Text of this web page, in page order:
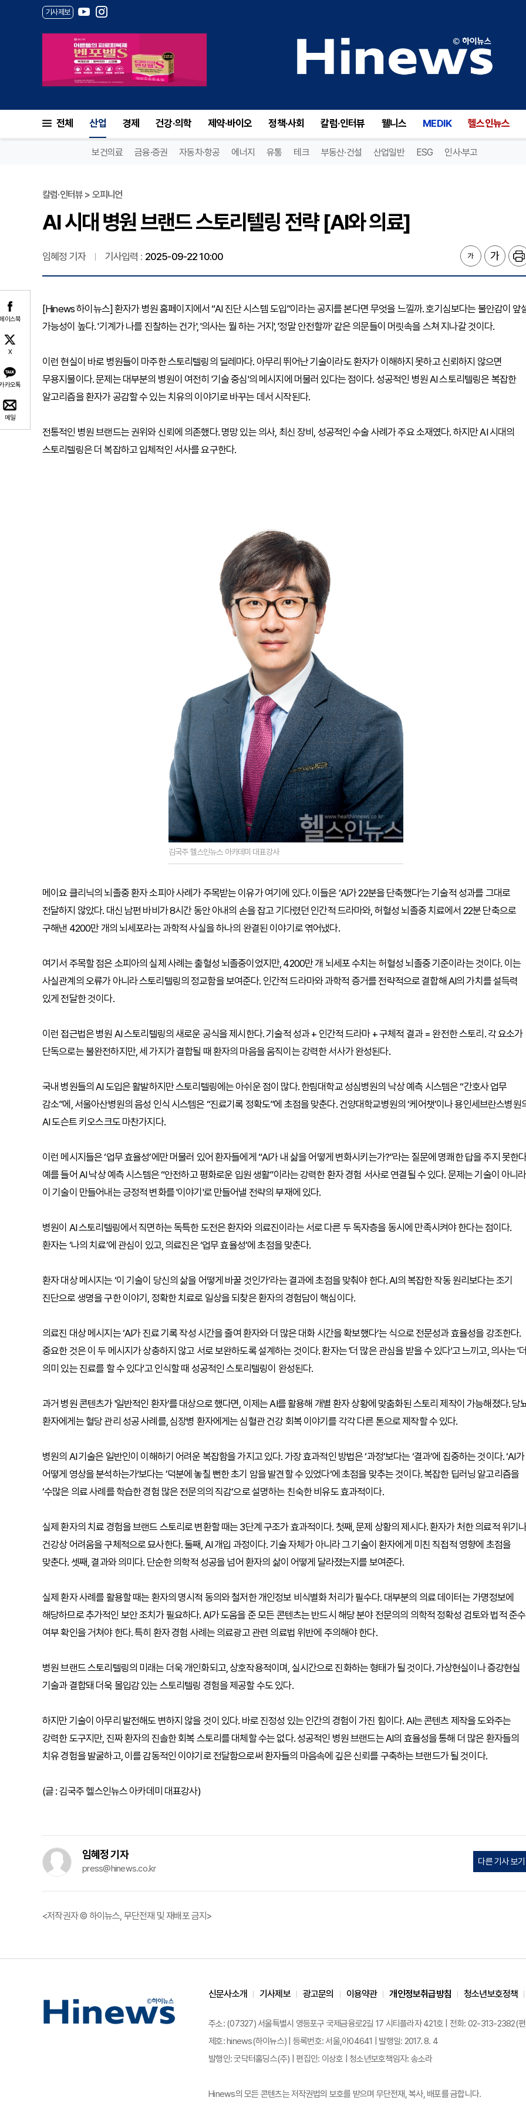
기사제보
전체 산업 경제 건강·의학 제약·바이오 정책·사회 칼럼·인터뷰 웰니스 MEDIK 헬스인뉴스
보건의료 금융·증권 자동차·항공 에너지 유통 테크 부동산·건설 산업일반 ESG 인사·부고
이스북
X
카오톡
메일
칼럼·인터뷰 > 오피니언
AI 시대 병원 브랜드 스토리텔링 전략 [AI와 의료]
임혜정 기자 기사입력 : 2025-09-22 10:00
[Hinews 하이뉴스] 환자가 병원 홈페이지에서 “AI 진단 시스템 도입”이라는 공지를 본다면 무엇을 느낄까. 호기심보다는 불안감이 앞
가능성이 높다. '기계가 나를 진찰하는 건가', '의사는 뭘 하는 거지', '정말 안전할까' 같은 의문들이 머릿속을 스쳐 지나갈 것이다.
이런 현실이 바로 병원들이 마주한 스토리텔링의 딜레마다. 아무리 뛰어난 기술이라도 환자가 이해하지 못하고 신뢰하지 않으면
무용지물이다. 문제는 대부분의 병원이 여전히 '기술 중심'의 메시지에 머물러 있다는 점이다. 성공적인 병원 AI 스토리텔링은 복잡한
알고리즘을 환자가 공감할 수 있는 치유의 이야기로 바꾸는 데서 시작된다.
전통적인 병원 브랜드는 권위와 신뢰에 의존했다. 명망 있는 의사, 최신 장비, 성공적인 수술 사례가 주요 소재였다. 하지만 AI 시대의
스토리텔링은 더 복잡하고 입체적인 서사를 요구한다.
김국주 헬스인뉴스 아카데미 대표강사
메이요 클리닉의 뇌졸중 환자 소피아 사례가 주목받는 이유가 여기에 있다. 이들은 ‘AI가 22분을 단축했다’는 기술적 성과를 그대로
전달하지 않았다. 대신 남편 바비가 8시간 동안 아내의 손을 잡고 기다렸던 인간적 드라마와, 허혈성 뇌졸중 치료에서 22분 단축으로
구해낸 4200만 개의 뇌세포라는 과학적 사실을 하나의 완결된 이야기로 엮어냈다.
여기서 주목할 점은 소피아의 실제 사례는 출혈성 뇌졸중이었지만, 4200만 개 뇌세포 수치는 허혈성 뇌졸중 기준이라는 것이다. 이는
사실관계의 오류가 아니라 스토리텔링의 정교함을 보여준다. 인간적 드라마와 과학적 증거를 전략적으로 결합해 AI의 가치를 설득력
있게 전달한 것이다.
이런 접근법은 병원 AI 스토리텔링의 새로운 공식을 제시한다. 기술적 성과 + 인간적 드라마 + 구체적 결과 = 완전한 스토리. 각 요소가
단독으로는 불완전하지만, 세 가지가 결합될 때 환자의 마음을 움직이는 강력한 서사가 완성된다.
국내 병원들의 AI 도입은 활발하지만 스토리텔링에는 아쉬운 점이 많다. 한림대학교 성심병원의 낙상 예측 시스템은 “간호사 업무
감소”에, 서울아산병원의 음성 인식 시스템은 “진료기록 정확도”에 초점을 맞춘다. 건양대학교병원의 ‘케어챗’이나 용인세브란스병원
AI 도슨트 키오스크도 마찬가지다.
이런 메시지들은 ‘업무 효율성’에만 머물러 있어 환자들에게 “AI가 내 삶을 어떻게 변화시키는가?”라는 질문에 명쾌한 답을 주지 못한
예를 들어 AI 낙상 예측 시스템은 “안전하고 평화로운 입원 생활”이라는 강력한 환자 경험 서사로 연결될 수 있다. 문제는 기술이 아니
이 기술이 만들어내는 긍정적 변화를 '이야기'로 만들어낼 전략의 부재에 있다.
병원이 AI 스토리텔링에서 직면하는 독특한 도전은 환자와 의료진이라는 서로 다른 두 독자층을 동시에 만족시켜야 한다는 점이다.
환자는 ‘나의 치료’에 관심이 있고, 의료진은 ‘업무 효율성’에 초점을 맞춘다.
환자 대상 메시지는 ‘이 기술이 당신의 삶을 어떻게 바꿀 것인가’라는 결과에 초점을 맞춰야 한다. AI의 복잡한 작동 원리보다는 조기
진단으로 생명을 구한 이야기, 정확한 치료로 일상을 되찾은 환자의 경험담이 핵심이다.
의료진 대상 메시지는 ‘AI가 진료 기록 작성 시간을 줄여 환자와 더 많은 대화 시간을 확보했다’는 식으로 전문성과 효율성을 강조한다.
중요한 것은 이 두 메시지가 상충하지 않고 서로 보완하도록 설계하는 것이다. 환자는 '더 많은 관심을 받을 수 있다'고 느끼고, 의사는 '더
의미 있는 진료를 할 수 있다'고 인식할 때 성공적인 스토리텔링이 완성된다.
과거 병원 콘텐츠가 '일반적인 환자‘를 대상으로 했다면, 이제는 AI를 활용해 개별 환자 상황에 맞춤화된 스토리 제작이 가능해졌다. 당
환자에게는 혈당 관리 성공 사례를, 심장병 환자에게는 심혈관 건강 회복 이야기를 각각 다른 톤으로 제작할 수 있다.
병원의 AI 기술은 일반인이 이해하기 어려운 복잡함을 가지고 있다. 가장 효과적인 방법은 ‘과정’보다는 ‘결과’에 집중하는 것이다. ‘AI가
어떻게 영상을 분석하는가'보다는 ’덕분에 놓칠 뻔한 초기 암을 발견할 수 있었다‘에 초점을 맞추는 것이다. 복잡한 딥러닝 알고리즘을
’수많은 의료 사례를 학습한 경험 많은 전문의의 직감‘으로 설명하는 친숙한 비유도 효과적이다.
실제 환자의 치료 경험을 브랜드 스토리로 변환할 때는 3단계 구조가 효과적이다. 첫째, 문제 상황의 제시다. 환자가 처한 의료적 위기
건강상 어려움을 구체적으로 묘사한다. 둘째, AI 개입 과정이다. 기술 자체가 아니라 그 기술이 환자에게 미친 직접적 영향에 초점을
맞춘다. 셋째, 결과와 의미다. 단순한 의학적 성공을 넘어 환자의 삶이 어떻게 달라졌는지를 보여준다.
실제 환자 사례를 활용할 때는 환자의 명시적 동의와 철저한 개인정보 비식별화 처리가 필수다. 대부분의 의료 데이터는 가명정보에
해당하므로 추가적인 보안 조치가 필요하다. AI가 도움을 준 모든 콘텐츠는 반드시 해당 분야 전문의의 의학적 정확성 검토와 법적 준수
여부 확인을 거쳐야 한다. 특히 환자 경험 사례는 의료광고 관련 의료법 위반에 주의해야 한다.
병원 브랜드 스토리텔링의 미래는 더욱 개인화되고, 상호작용적이며, 실시간으로 진화하는 형태가 될 것이다. 가상현실이나 증강현실
기술과 결합돼 더욱 몰입감 있는 스토리텔링 경험을 제공할 수도 있다.
하지만 기술이 아무리 발전해도 변하지 않을 것이 있다. 바로 진정성 있는 인간의 경험이 가진 힘이다. AI는 콘텐츠 제작을 도와주는
강력한 도구지만, 진짜 환자의 진솔한 회복 스토리를 대체할 수는 없다. 성공적인 병원 브랜드는 AI의 효율성을 통해 더 많은 환자들의
치유 경험을 발굴하고, 이를 감동적인 이야기로 전달함으로써 환자들의 마음속에 깊은 신뢰를 구축하는 브랜드가 될 것이다.
(글 : 김국주 헬스인뉴스 아카데미 대표강사)
임혜정 기자
press@hinews.co.kr
다른 기사 보기
<저작권자 © 하이뉴스, 무단전재 및 재배포 금지>
신문사소개 기사제보 광고문의 이용약관 개인정보취급방침 청소년보호정책
주소: (07327) 서울특별시 영등포구 국제금융로2길 17 시티플라자 421호 | 전화: 02-313-
제호: hinews(하이뉴스) | 등록번호: 서울,아04641 | 발행일: 2017. 8. 4
발행인: 굿닥터홀딩스(주) | 편집인: 이상호 | 청소년보호책임자: 송소라
Hinews의 모든 콘텐츠는 저작권법의 보호를 받으며 무단전재, 복사, 배포를 금합니다.